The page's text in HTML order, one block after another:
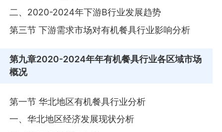
二、2020-2024年下游B行业发展趋势
第三节 下游需求市场对有机餐具行业影响分析
第九章2020-2024年年有机餐具行业各区域市场
概况
第一节 华北地区有机餐具行业分析
一、华北地区经济发展现状分析